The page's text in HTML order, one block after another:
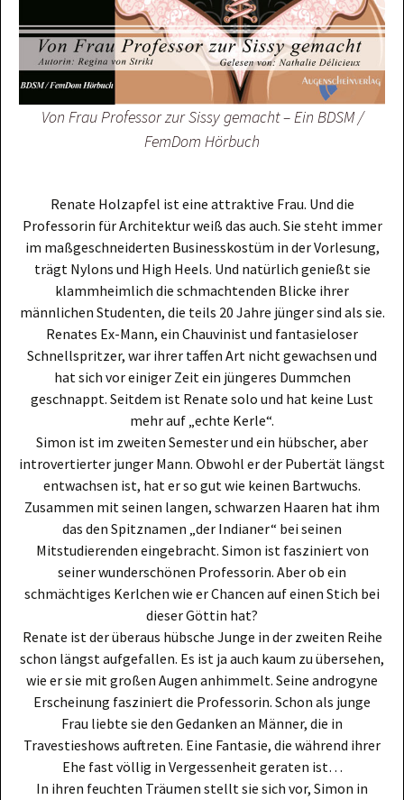
Von Frau Professor zur Sissy gemacht – Ein BDSM /
FemDom Hörbuch
Renate Holzapfel ist eine attraktive Frau. Und die
Professorin für Architektur weiß das auch. Sie steht immer
im maßgeschneiderten Businesskostüm in der Vorlesung,
trägt Nylons und High Heels. Und natürlich genießt sie
klammheimlich die schmachtenden Blicke ihrer
männlichen Studenten, die teils 20 Jahre jünger sind als sie.
Renates Ex-Mann, ein Chauvinist und fantasieloser
Schnellspritzer, war ihrer taffen Art nicht gewachsen und
hat sich vor einiger Zeit ein jüngeres Dummchen
geschnappt. Seitdem ist Renate solo und hat keine Lust
mehr auf „echte Kerle“.
Simon ist im zweiten Semester und ein hübscher, aber
introvertierter junger Mann. Obwohl er der Pubertät längst
entwachsen ist, hat er so gut wie keinen Bartwuchs.
Zusammen mit seinen langen, schwarzen Haaren hat ihm
das den Spitznamen „der Indianer“ bei seinen
Mitstudierenden eingebracht. Simon ist fasziniert von
seiner wunderschönen Professorin. Aber ob ein
schmächtiges Kerlchen wie er Chancen auf einen Stich bei
dieser Göttin hat?
Renate ist der überaus hübsche Junge in der zweiten Reihe
schon längst aufgefallen. Es ist ja auch kaum zu übersehen,
wie er sie mit großen Augen anhimmelt. Seine androgyne
Erscheinung fasziniert die Professorin. Schon als junge
Frau liebte sie den Gedanken an Männer, die in
Travestieshows auftreten. Eine Fantasie, die während ihrer
Ehe fast völlig in Vergessenheit geraten ist…
In ihren feuchten Träumen stellt sie sich vor, Simon in